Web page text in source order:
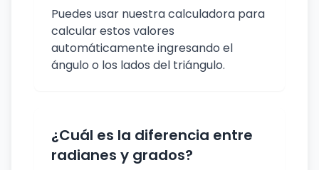
Puedes usar nuestra calculadora para
calcular estos valores
automáticamente ingresando el
ángulo o los lados del triángulo.
¿Cuál es la diferencia entre
radianes y grados?